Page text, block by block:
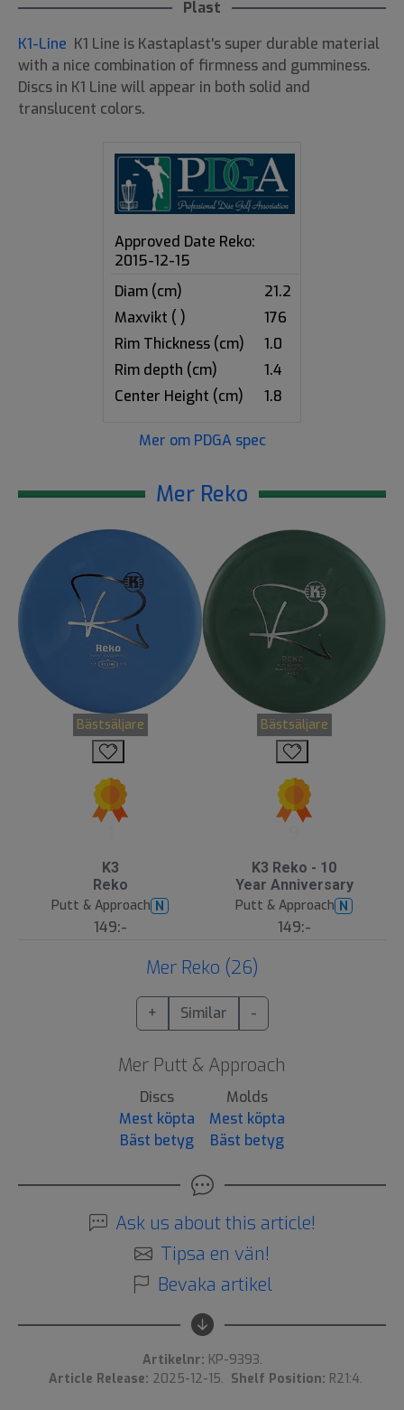
Plast
K1-Line K1 Line is Kastaplast's super durable material
with a nice combination of firmness and gumminess.
Discs in K1 Line will appear in both solid and
translucent colors.
Approved Date Reko:
2015-12-15
Diam (cm)
21.2
Maxvikt ( )
176
Rim Thickness (cm)
1.0
Rim depth (cm)
1.4
Center Height (cm)
1.8
Mer om PDGA spec
Mer Reko
Bästsäljare
K3
Reko
Putt & Approach N
149:-
Bästsäljare
K3 Reko - 10
Year Anniversary
Putt & Approach N
149:-
Mer Reko (26)
+ Similar -
Mer Putt & Approach
Discs
Mest köpta
Bäst betyg
Molds
Mest köpta
Bäst betyg
Ask us about this article!
Tipsa en vän!
Bevaka artikel
Artikelnr: KP-9393.
Article Release: 2025-12-15. Shelf Position: R21:4.